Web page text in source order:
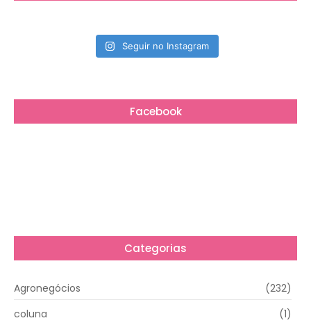
Seguir no Instagram
Facebook
Categorias
Agronegócios
(232)
coluna
(1)